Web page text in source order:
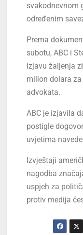
svakodnevnom
određenim
Prema
subotu, ABC i
izjavu žaljenja
milion dolara
advokata.
ABC je izjavila
postigle
uvjetima
Izvještaji
nagodba
uspjeh za
protiv medija